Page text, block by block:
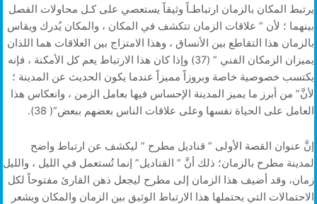
يرتبط المكان بالزمان ارتباطـاً وثيقاً يستعصي على كـل محاولات الفصل
بينهما ؛ لأن ” علاقات الزمان تتكشف في المكان ، والمكان يُدرك ويقاس
بالزمان هذا التقاطع بين الأنساق ، وهذا الامتزاج بين العلاقات هما اللذان
يميزان الزمكان الفني ” (37) وإذا كان هذا الارتباط يعم كل الأمكنة ، فإنه
يكتسب خصوصية خاصة وبروزاً مميزاً عندما يكون الحديث عن المدينة ؛
لأنَّ” من أبرز ما يميز المدينة الإحساس فيها بعامل الزمن ، وانعكاس هذا
العامل على الحياة نفسها وعلى علاقات الناس بعضهم ببعض”( 38).
إنَّ عنوان القصة الأولى ” قناديل مطرح ” ليكشف عن ارتباط واضح
لمدينة مطرح بالزمان؛ ذلك أنَّ ” القناديل” إنما تُستعمل في الليل ، والليل
زمان، وقد أضيف هذا الزمان إلى مطرح ليجعل ذهن القارئ مفتوحاً لكل
الاحتمالات التي يحتملها هذا الارتباط الوثيق بين الزمان والمكان ويشعر